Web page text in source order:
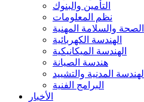
التأمين والبنوك
نظم المعلومات
الصحة والسلامة المهنية
الهندسة الكهربائية
الهندسة الميكانيكية
هندسة الصيانة
الهندسة المدنية والتشييد
البرامج الفنية
الأخبار